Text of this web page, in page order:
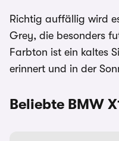
Richtig auffällig wird
Grey, die besonders
Farbton ist ein kaltes
erinnert und in der
Beliebte BMW